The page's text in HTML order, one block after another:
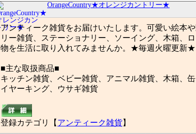
OrangeCountry★オレンジカントリー★
アンティーク雑貨をお届けいたします。可愛い絵本
リー雑貨、ステーショナリー、ソーイング、木箱、
物を生活に取り入れてみませんか。★毎週火曜更新★
■主な取扱商品■
キッチン雑貨、ベビー雑貨、アニマル雑貨、木箱、
イヤーキング、ウサギ雑貨
登録カテゴリ【 アンティーク雑貨】